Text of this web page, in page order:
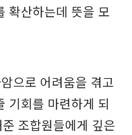
확산하는데 뜻을 모
으로 어려움을 겪고
기회를 마련하게 되
조합원들에게 깊은